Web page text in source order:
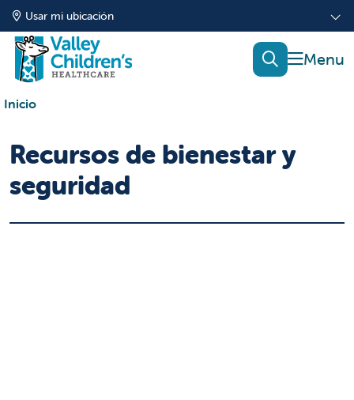
Usar mi ubicación
mostrar
buscar
Inicio
Recursos de bienestar y
seguridad